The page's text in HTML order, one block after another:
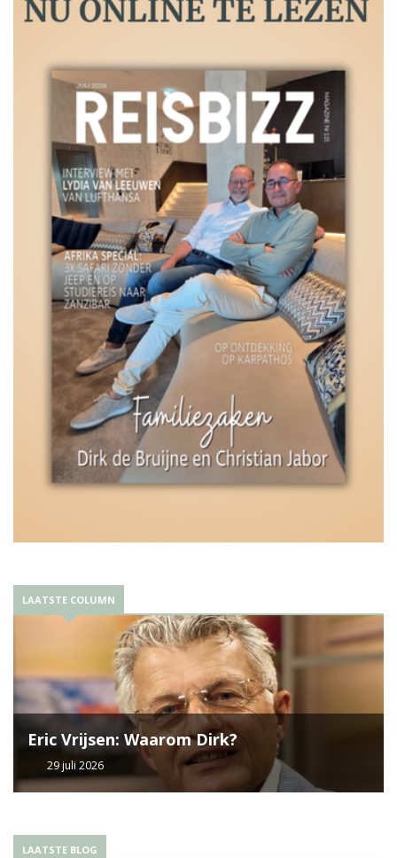
LAATSTE COLUMN
Eric Vrijsen: Waarom Dirk?
29 juli 2026
LAATSTE BLOG